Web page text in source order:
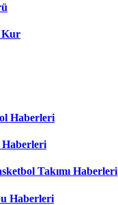
Kur
Haberleri
Haberleri
Takımı Haberleri
Haberleri